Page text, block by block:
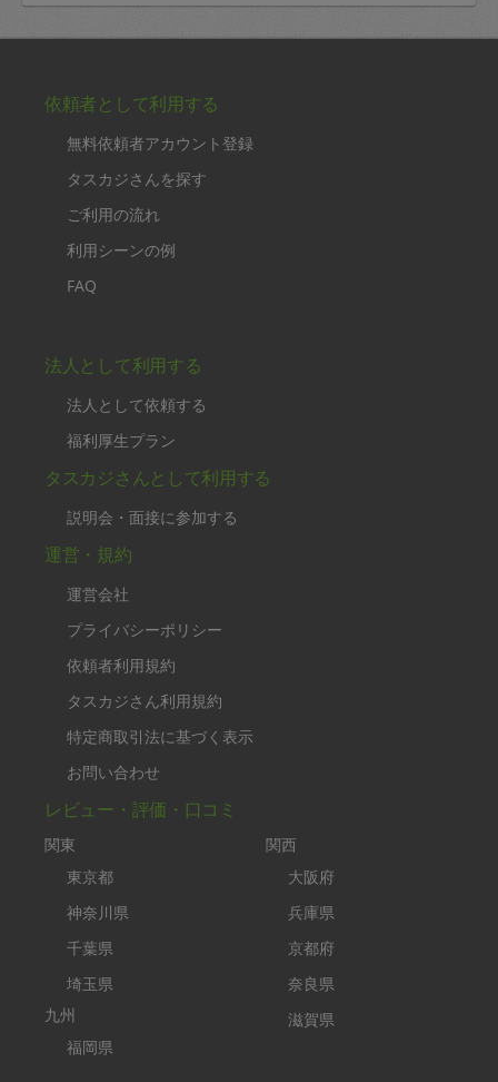
依頼者として利用する
無料依頼者アカウント登録
タスカジさんを探す
ご利用の流れ
利用シーンの例
FAQ
法人として利用する
法人として依頼する
福利厚生プラン
タスカジさんとして利用する
説明会・面接に参加する
運営・規約
運営会社
プライバシーポリシー
依頼者利用規約
タスカジさん利用規約
特定商取引法に基づく表示
お問い合わせ
レビュー・評価・口コミ
関東
東京都
神奈川県
千葉県
埼玉県
九州
福岡県
関西
大阪府
兵庫県
京都府
奈良県
滋賀県